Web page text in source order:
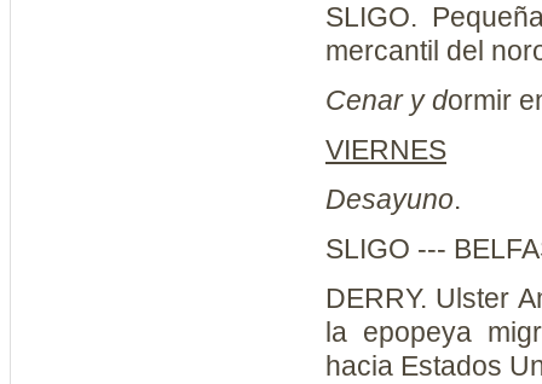
SLIGO.
mercantil del
Cenar y dormir
VIERNES
Desayuno.
SLIGO ---
DERRY. Ulster
la epopeya
hacia Estados